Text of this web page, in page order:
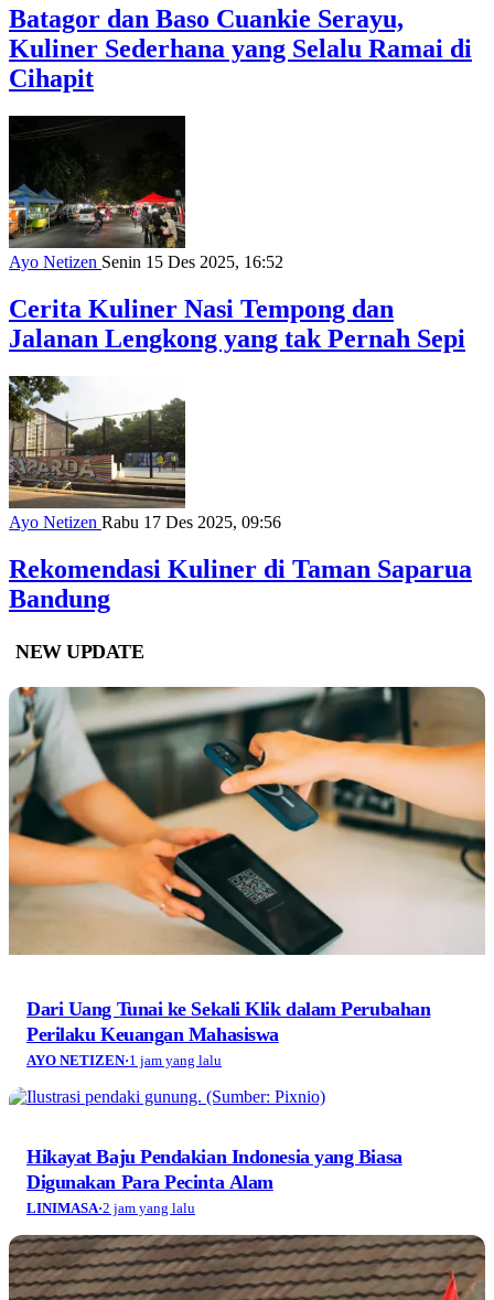
Batagor dan Baso Cuankie Serayu,
Kuliner Sederhana yang Selalu Ramai di
Cihapit
Ayo Netizen Senin 15 Des 2025, 16:52
Cerita Kuliner Nasi Tempong dan
Jalanan Lengkong yang tak Pernah Sepi
Ayo Netizen Rabu 17 Des 2025, 09:56
Rekomendasi Kuliner di Taman Saparua
Bandung
NEW UPDATE
Dari Uang Tunai ke Sekali Klik dalam Perubahan
Perilaku Keuangan Mahasiswa
AYO NETIZEN·1 jam yang lalu
Hikayat Baju Pendakian Indonesia yang Biasa
Digunakan Para Pecinta Alam
LINIMASA·2 jam yang lalu